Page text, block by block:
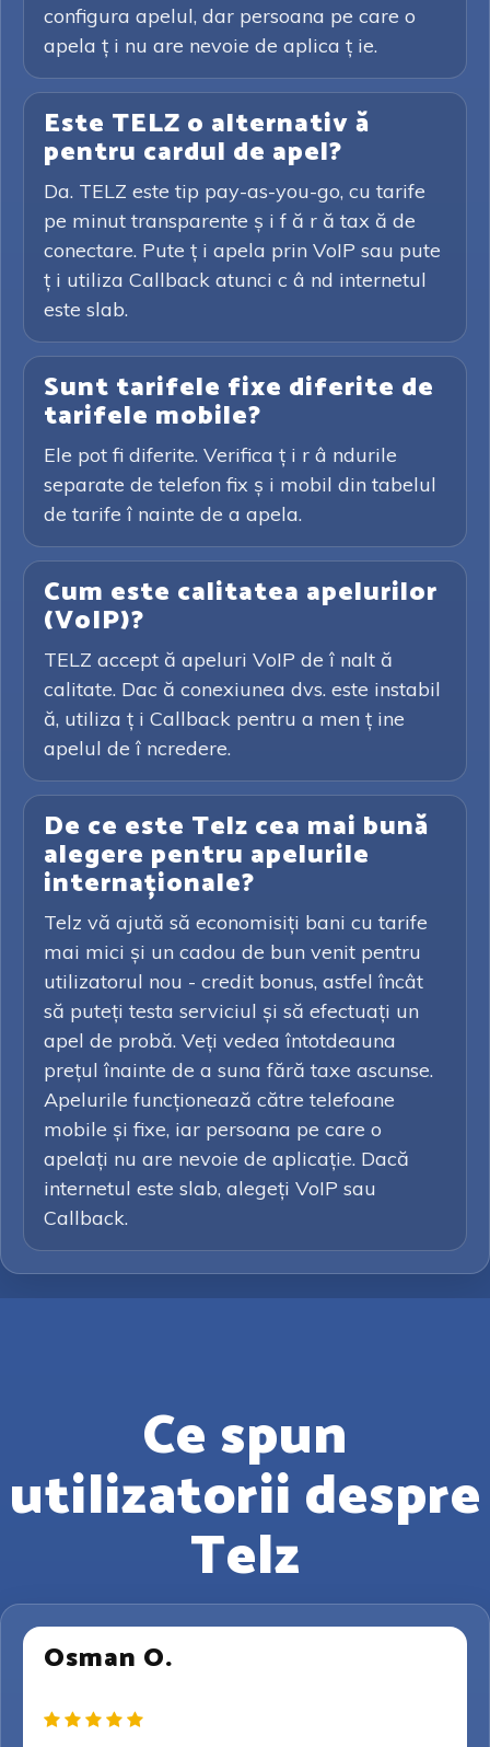
configura apelul, dar persoana pe care o
apela ț i nu are nevoie de aplica ț ie.
Este TELZ o alternativ ă
pentru cardul de apel?
Da. TELZ este tip pay-as-you-go, cu tarife
pe minut transparente ș i f ă r ă tax ă de
conectare. Pute ț i apela prin VoIP sau pute
ț i utiliza Callback atunci c â nd internetul
este slab.
Sunt tarifele fixe diferite de
tarifele mobile?
Ele pot fi diferite. Verifica ț i r â ndurile
separate de telefon fix ș i mobil din tabelul
de tarife î nainte de a apela.
Cum este calitatea apelurilor
(VoIP)?
TELZ accept ă apeluri VoIP de î nalt ă
calitate. Dac ă conexiunea dvs. este instabil
ă, utiliza ț i Callback pentru a men ț ine
apelul de î ncredere.
De ce este Telz cea mai bună
alegere pentru apelurile
internaționale?
Telz vă ajută să economisiți bani cu tarife
mai mici și un cadou de bun venit pentru
utilizatorul nou - credit bonus, astfel încât
să puteți testa serviciul și să efectuați un
apel de probă. Veți vedea întotdeauna
prețul înainte de a suna fără taxe ascunse.
Apelurile funcționează către telefoane
mobile și fixe, iar persoana pe care o
apelați nu are nevoie de aplicație. Dacă
internetul este slab, alegeți VoIP sau
Callback.
Ce spun
utilizatorii despre
Telz
Osman O.